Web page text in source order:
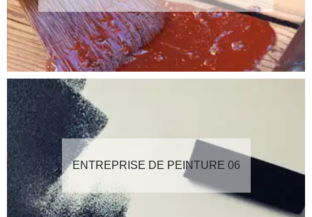
ENTREPRISE DE PEINTURE 06